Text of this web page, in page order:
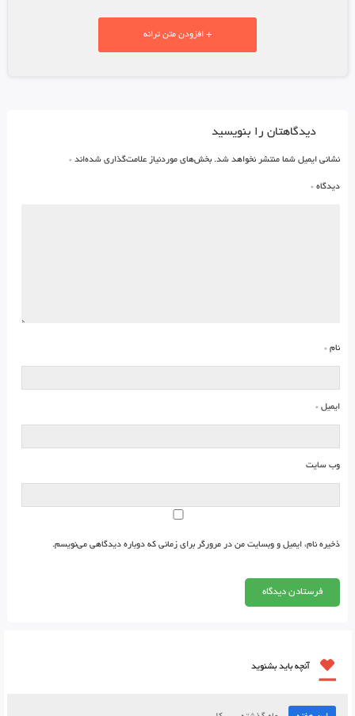
+ افزودن متن ترانه
دیدگاهتان را بنویسید
نشانی ایمیل شما منتشر نخواهد شد. بخش‌های موردنیاز علامت‌گذاری شده‌اند *
دیدگاه *
نام *
ایمیل *
وب‌ سایت
ذخیره نام، ایمیل و وبسایت من در مرورگر برای زمانی که دوباره دیدگاهی می‌نویسم.
آنچه باید بشنوید